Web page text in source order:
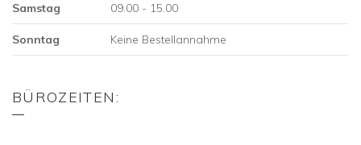
Samstag 09.00 - 15.00
Sonntag Keine Bestellannahme
BÜROZEITEN: